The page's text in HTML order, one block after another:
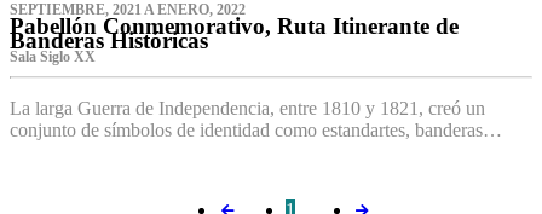
SEPTIEMBRE, 2021 A ENERO, 2022
Pabellón Conmemorativo, Ruta Itinerante de
Banderas Históricas
Sala Siglo XX
La larga Guerra de Independencia, entre 1810 y 1821, creó un
conjunto de símbolos de identidad como estandartes, banderas…